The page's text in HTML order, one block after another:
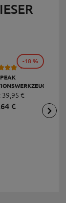
9
PRO
39,95 €
64€
-18 %